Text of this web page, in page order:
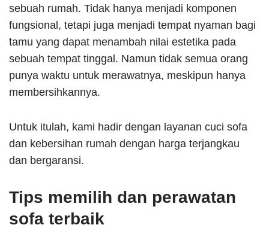
sebuah rumah. Tidak hanya menjadi komponen
fungsional, tetapi juga menjadi tempat nyaman bagi
tamu yang dapat menambah nilai estetika pada
sebuah tempat tinggal. Namun tidak semua orang
punya waktu untuk merawatnya, meskipun hanya
membersihkannya.
Untuk itulah, kami hadir dengan layanan cuci sofa
dan kebersihan rumah dengan harga terjangkau
dan bergaransi.
Tips memilih dan perawatan
sofa terbaik